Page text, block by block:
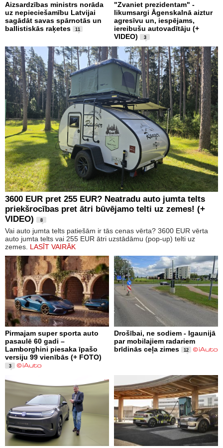
Aizsardzības ministrs norāda
uz nepieciešamību Latvijai
sagādāt savas spārnotās un
ballistiskās raķetes
11
"Zvaniet prezidentam" -
likumsargi Āgenskalnā aiztur
agresīvu un, iespējams,
iereibušu autovadītāju (+
VIDEO)
3
3600 EUR pret 255 EUR? Neatradu auto jumta telts
priekšrocības pret ātri būvējamo telti uz zemes! (+
VIDEO)
8
Vai auto jumta telts patiešām ir tās cenas vērta? 3600 EUR vērta
auto jumta telts vai 255 EUR ātri uzstādāmu (pop-up) telti uz
zemes. LASĪT VAIRĀK
Pirmajam super sporta auto
pasaulē 60 gadi –
Lamborghini piesaka īpašo
versiju 99 vienībās (+ FOTO)
3
Drošībai, ne sodiem - Igaunijā
par mobilajiem radariem
brīdinās ceļa zimes
12